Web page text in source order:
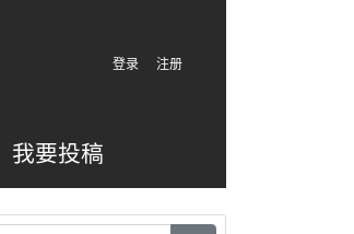
登录 注册
我要投稿